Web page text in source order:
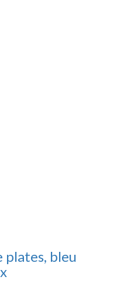
plates, bleu